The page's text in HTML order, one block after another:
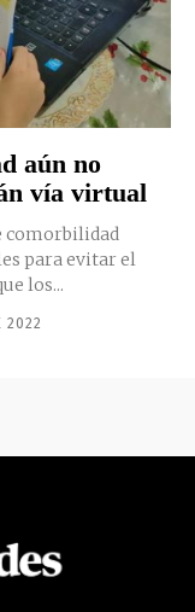
aún no
vía virtual
comorbilidad
para evitar el
los...
2022